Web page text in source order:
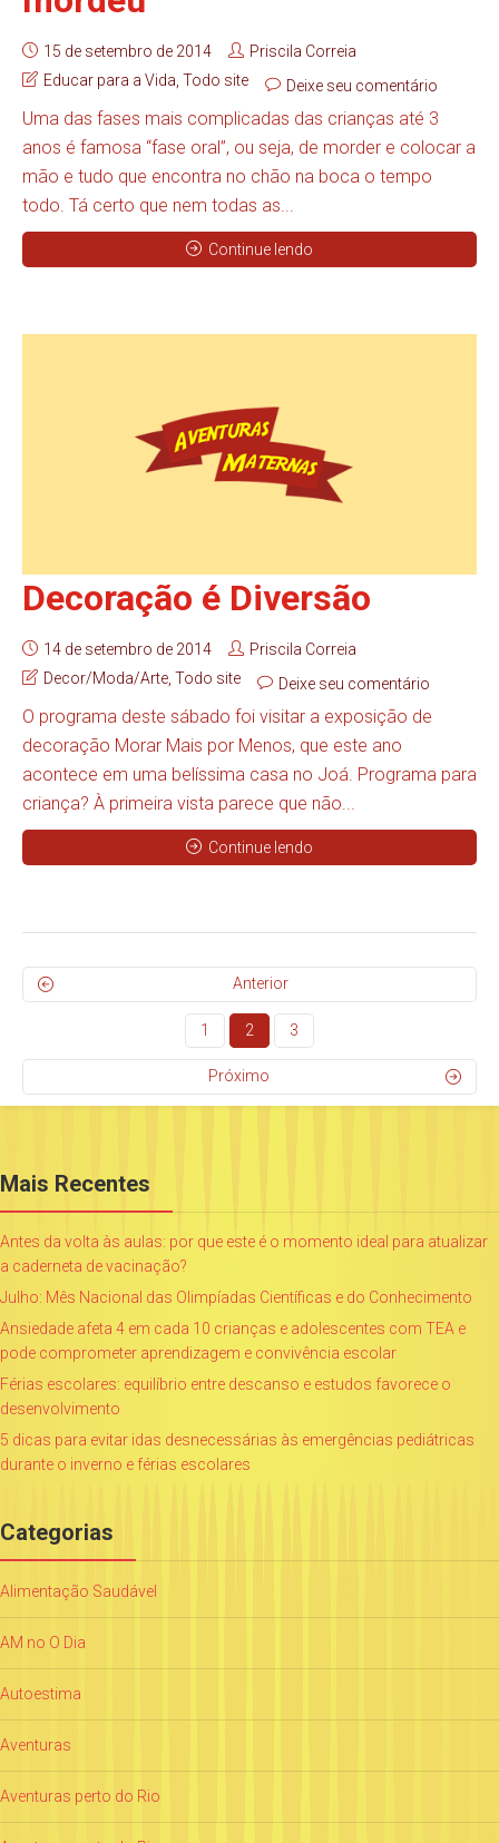
15 de setembro de 2014
Priscila Correia
Educar para a Vida Todo site Deixe seu comentário
Uma das fases mais complicadas das crianças até 3
anos é famosa “fase oral”, ou seja, de morder e colocar a
mão e tudo que encontra no chão na boca o tempo
todo. Tá certo que nem todas as...
Continue lendo
Decoração é Diversão
14 de setembro de 2014
Priscila Correia
Decor/Moda/Arte Todo site Deixe seu comentário
O programa deste sábado foi visitar a exposição de
decoração Morar Mais por Menos, que este ano
acontece em uma belíssima casa no Joá. Programa para
criança? À primeira vista parece que não...
Continue lendo
Anterior
1 2 3
Próximo
Mais Recentes
Antes da volta às aulas: por que este é o momento ideal para atualizar
a caderneta de vacinação?
Julho: Mês Nacional das Olimpíadas Científicas e do Conhecimento
Ansiedade afeta 4 em cada 10 crianças e adolescentes com TEA e
pode comprometer aprendizagem e convivência escolar
Férias escolares: equilíbrio entre descanso e estudos favorece o
desenvolvimento
5 dicas para evitar idas desnecessárias às emergências pediátricas
durante o inverno e férias escolares
Categorias
Alimentação Saudável
AM no O Dia
Autoestima
Aventuras
Aventuras perto do Rio